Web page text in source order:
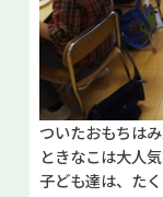
ついたおもちは
ときなこは大人気
子ども達は、た